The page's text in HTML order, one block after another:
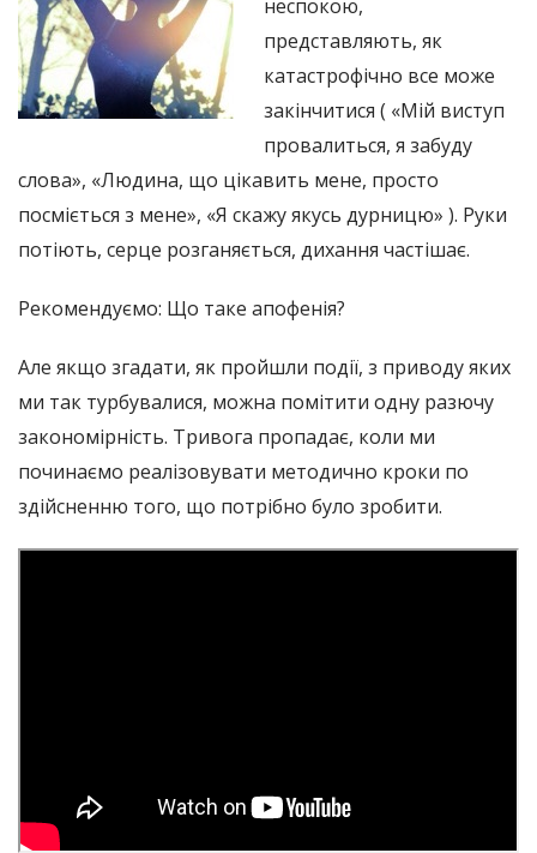
неспокою,
представляють, як
катастрофічно все може
закінчитися ( «Мій виступ
провалиться, я забуду
слова», «Людина, що цікавить мене, просто
посміється з мене», «Я скажу якусь дурницю» ). Руки
потіють, серце розганяється, дихання частішає.
Рекомендуємо: Що таке апофенія?
Але якщо згадати, як пройшли події, з приводу яких
ми так турбувалися, можна помітити одну разючу
закономірність. Тривога пропадає, коли ми
починаємо реалізовувати методично кроки по
здійсненню того, що потрібно було зробити.